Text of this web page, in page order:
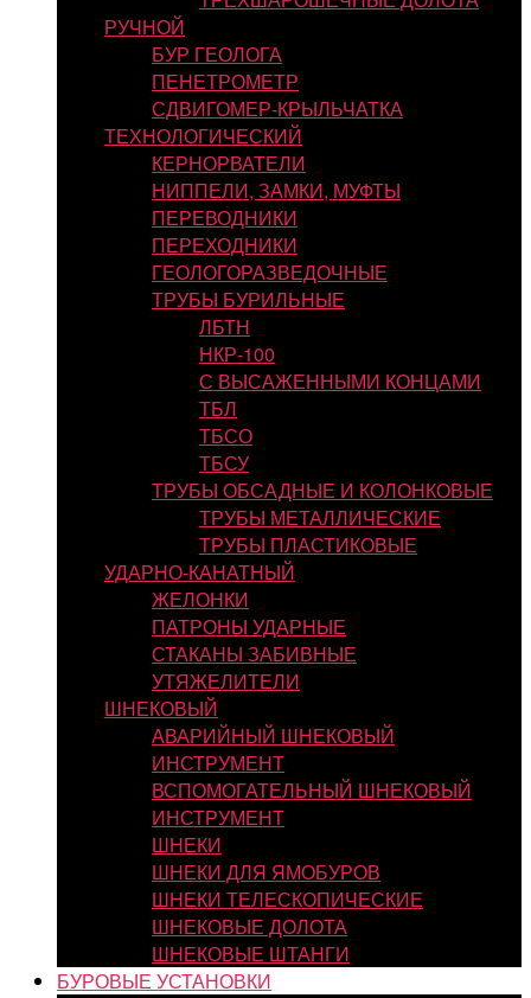
РУЧНОЙ
БУР ГЕОЛОГА
ПЕНЕТРОМЕТР
СДВИГОМЕР-КРЫЛЬЧАТКА
ТЕХНОЛОГИЧЕСКИЙ
КЕРНОРВАТЕЛИ
НИППЕЛИ, ЗАМКИ, МУФТЫ
ПЕРЕВОДНИКИ
ПЕРЕХОДНИКИ
ГЕОЛОГОРАЗВЕДОЧНЫЕ
ТРУБЫ БУРИЛЬНЫЕ
ЛБТН
НКР-100
С ВЫСАЖЕННЫМИ КОНЦАМИ
ТБЛ
ТБСО
ТБСУ
ТРУБЫ ОБСАДНЫЕ И КОЛОНКОВЫЕ
ТРУБЫ МЕТАЛЛИЧЕСКИЕ
ТРУБЫ ПЛАСТИКОВЫЕ
УДАРНО-КАНАТНЫЙ
ЖЕЛОНКИ
ПАТРОНЫ УДАРНЫЕ
СТАКАНЫ ЗАБИВНЫЕ
УТЯЖЕЛИТЕЛИ
ШНЕКОВЫЙ
АВАРИЙНЫЙ ШНЕКОВЫЙ
ИНСТРУМЕНТ
ВСПОМОГАТЕЛЬНЫЙ ШНЕКОВЫЙ
ИНСТРУМЕНТ
ШНЕКИ
ШНЕКИ ДЛЯ ЯМОБУРОВ
ШНЕКИ ТЕЛЕСКОПИЧЕСКИЕ
ШНЕКОВЫЕ ДОЛОТА
ШНЕКОВЫЕ ШТАНГИ
БУРОВЫЕ УСТАНОВКИ